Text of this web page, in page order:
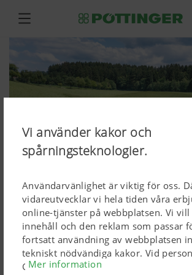
Vi använder kakor och
spårningsteknologier.
Användarvänlighet är viktig för oss.
vidareutvecklar vi hela tiden våra
online-tjänster på webbplatsen. Vi
innehåll och den reklam som passar
fortsatt användning av webbplatsen
tekniskt nödvändiga kakor. Vid
Google Marketing-produkter
Mer information
NOVACAT H 9500
Ladda ned högupplösta bilder